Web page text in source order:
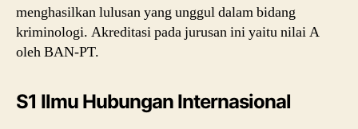
menghasilkan lulusan yang unggul dalam bidang
kriminologi. Akreditasi pada jurusan ini yaitu nilai A
oleh BAN-PT.
S1 Ilmu Hubungan Internasional